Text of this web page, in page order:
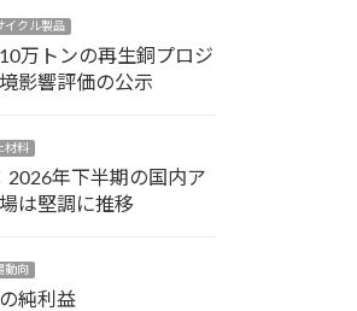
イクル製品
万トンの再生銅プロジ
影響評価の公示
材料
2026年下半期の国内ア
は堅調に推移
動向
純利益